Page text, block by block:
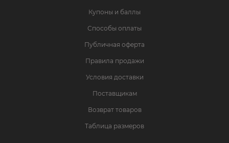
Купоны и баллы
Способы оплаты
Публичная оферта
Правила продажи
Условия доставки
Поставщикам
Возврат товаров
Таблица размеров